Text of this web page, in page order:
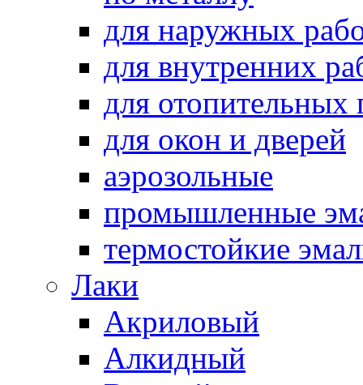
для наружных
для внутренних
для отопительных
для окон и дверей
аэрозольные
промышленные
термостойкие
Лаки
Акриловый
Алкидный